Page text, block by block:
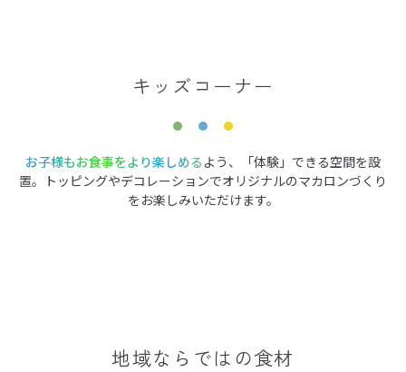
キッズコーナー
お子様もお食事をより楽しめる よう、「体験」できる空間を設
置。トッピングやデコレーションでオリジナルのマカロンづくり
をお楽しみいただけます。
地域ならではの食材